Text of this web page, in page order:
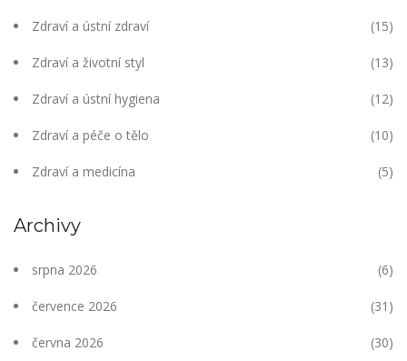
Zdraví a ústní zdraví (15)
Zdraví a životní styl (13)
Zdraví a ústní hygiena (12)
Zdraví a péče o tělo (10)
Zdraví a medicína (5)
Archivy
srpna 2026 (6)
července 2026 (31)
června 2026 (30)